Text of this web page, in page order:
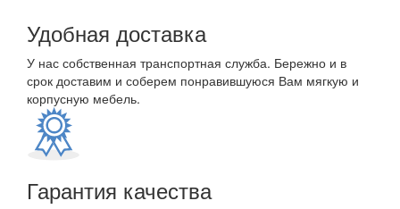
Удобная доставка
У нас собственная транспортная служба. Бережно и в
срок доставим и соберем понравившуюся Вам мягкую и
корпусную мебель.
Гарантия качества